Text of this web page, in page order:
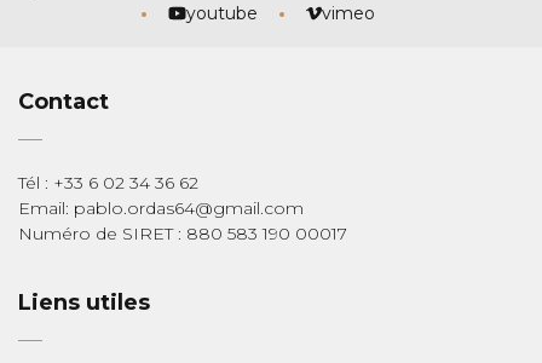
youtube
vimeo
Contact
Tél : +33 6 02 34 36 62
Email: pablo.ordas64@gmail.com
Numéro de SIRET : 880 583 190 00017
Liens utiles